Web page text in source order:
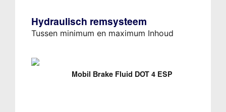
Hydraulisch remsysteem
Tussen minimum en maximum Inhoud
Mobil Brake Fluid DOT 4 ESP